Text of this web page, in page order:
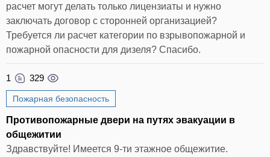
расчет могут делать только лицензиаты и нужно
заключать договор с сторонней организацией?
Требуется ли расчет категории по взрывопожарной и
пожарной опасности для дизеля? Спасибо.
1 329
Пожарная безопасность
Противопожарные двери на путях эвакуации в
общежитии
Здравствуйте! Имеется 9-ти этажное общежитие.